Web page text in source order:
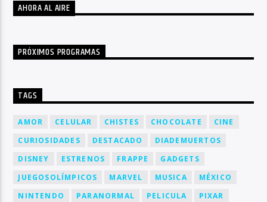
AHORA AL AIRE
PRÓXIMOS PROGRAMAS
TAGS
AMOR CELULAR CHISTES CHOCOLATE
CINE
CURIOSIDADES
DESTACADO
DIADEMUERTOS
DISNEY
ESTRENOS FRAPPE
GADGETS
JUEGOSOLÍMPICOS
MARVEL MUSICA
MÉXICO
NINTENDO
PARANORMAL PELICULA
PIXAR